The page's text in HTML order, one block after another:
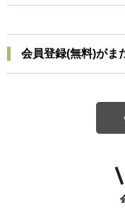
会員登録(無料)がま